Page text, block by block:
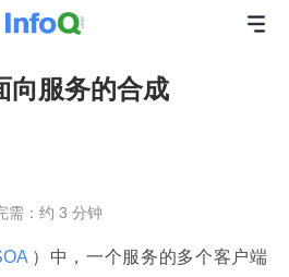
服务的合成
需：约 3 分钟
）中，一个服务的多个客户端